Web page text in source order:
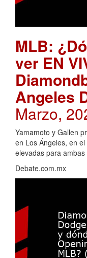
MLB:
ver EN
Angeles
Marzo,
Yamamoto y Gallen
en Los Ángeles, en
elevadas para
Debate.com.mx